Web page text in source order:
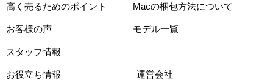
高く売るためのポイント Macの梱包方法について
お客様の声 モデル一覧
スタッフ情報
お役立ち情報 運営会社